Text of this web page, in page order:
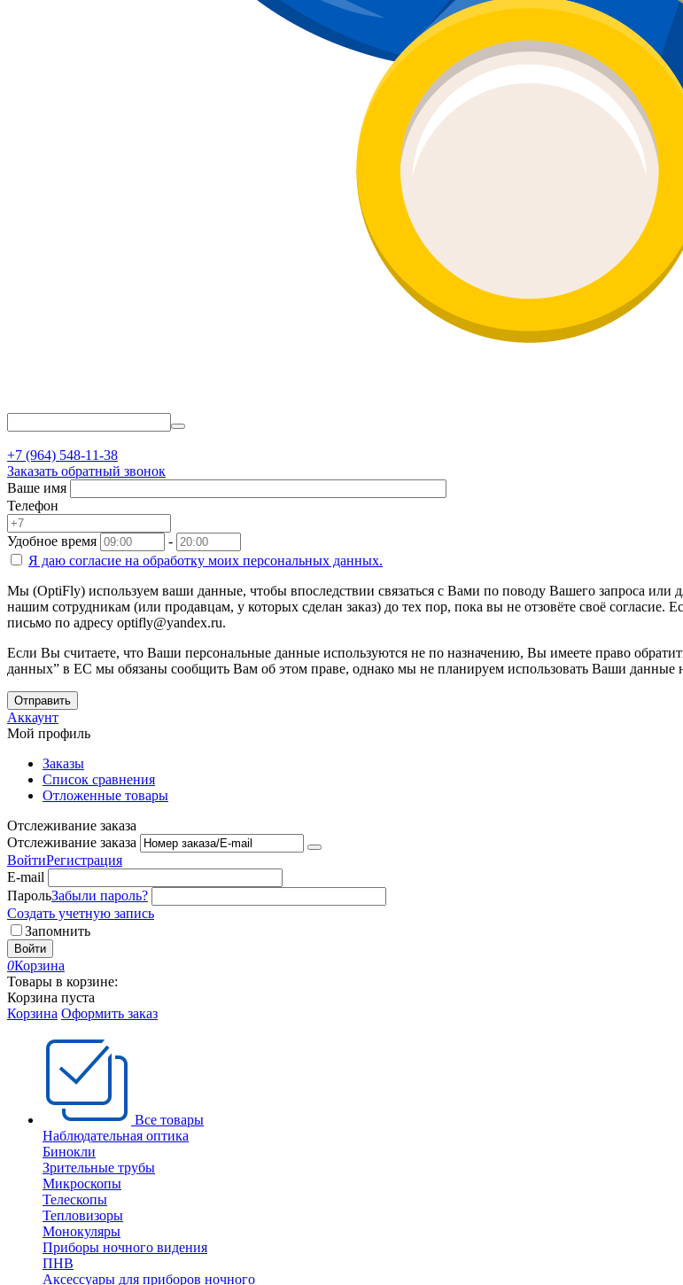
+7 (964) 548-11-38
Заказать обратный звонок
Ваше имя
Телефон
Удобное время
-
Я даю согласие на обработку моих персональных данных.
Мы (OptiFly) используем ваши данные, чтобы впоследствии связаться с Вами по поводу Вашего запроса или
нашим сотрудникам (или продавцам, у которых сделан заказ) до тех пор, пока вы не отзовёте своё
письмо по адресу optifly@yandex.ru.
Если Вы считаете, что Ваши персональные данные используются не по назначению, Вы имеете право
данных” в ЕС мы обязаны сообщить Вам об этом праве, однако мы не планируем использовать Ваши данные
Отправить
Аккаунт
Мой профиль
Заказы
Список сравнения
Отложенные товары
Отслеживание заказа
Отслеживание заказа
ВойтиРегистрация
E-mail
ПарольЗабыли пароль?
Создать учетную запись
Запомнить
Войти
0Корзина
Товары в корзине:
Корзина пуста
Корзина Оформить заказ
Все товары
Наблюдательная оптика
Бинокли
Зрительные трубы
Микроскопы
Телескопы
Тепловизоры
Монокуляры
Приборы ночного видения
ПНВ
Аксессуары для приборов ночного